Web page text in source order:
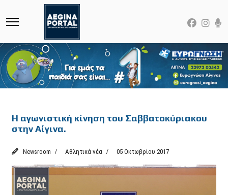
Η αγωνιστική κίνηση του Σαββατοκύριακου
στην Αίγινα.
Newsroom Αθλητικά νέα 05 Οκτωβρίου 2017